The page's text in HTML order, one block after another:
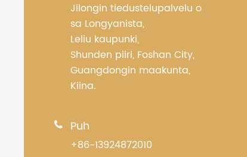
Jilongin tiedustelupalvelu o
sa Longyanista,
Leliu kaupunki,
Shunden piiri, Foshan City,
Guangdongin maakunta,
Kiina.
 Puh
+86-13924872010